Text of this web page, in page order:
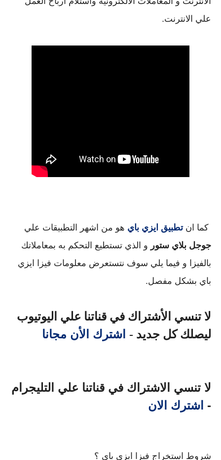
علي الانترنت.
تطبيق ايزي باي هو من اشهر التطبيقات علي
جوجل بلاي ستور
باي بشكل مفصل.
ليصلك كل جديد - اشترك الأن مجانا
لا تنسي الاشتراك في قناتنا علي التليجرام
- اشترك الان
شروط استخراج فيزا ايزي باي ؟